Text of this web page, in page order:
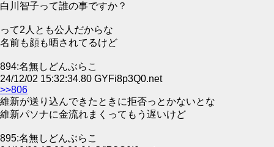
白川智子って誰の事ですか？
って2人とも公人だからな
名前も顔も晒されてるけど
894:名無しどんぶらこ
24/12/02 15:32:34.80 GYFi8p3Q0.net
>>806
維新が送り込んできたときに拒否っとかないとな
維新パソナに金流れまくってもう遅いけど
895:名無しどんぶらこ